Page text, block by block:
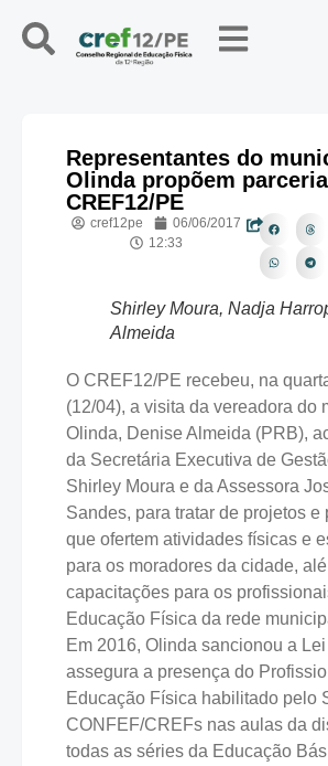
Representantes do
Olinda propõem
CREF12/PE
cref12pe
06/06/2017
12:33
Shirley Moura, Nadja
Almeida
O CREF12/PE recebeu, na
(12/04), a visita da vereadora do
Olinda, Denise Almeida (PRB),
da Secretária Executiva de
Shirley Moura e da Assessora
Sandes, para tratar de projetos e
que ofertem atividades físicas e
para os moradores da cidade,
capacitações para os
Educação Física da rede
Em 2016, Olinda sancionou a
assegura a presença do
Educação Física habilitado pelo
CONFEF/CREFs nas aulas da
todas as séries da Educação